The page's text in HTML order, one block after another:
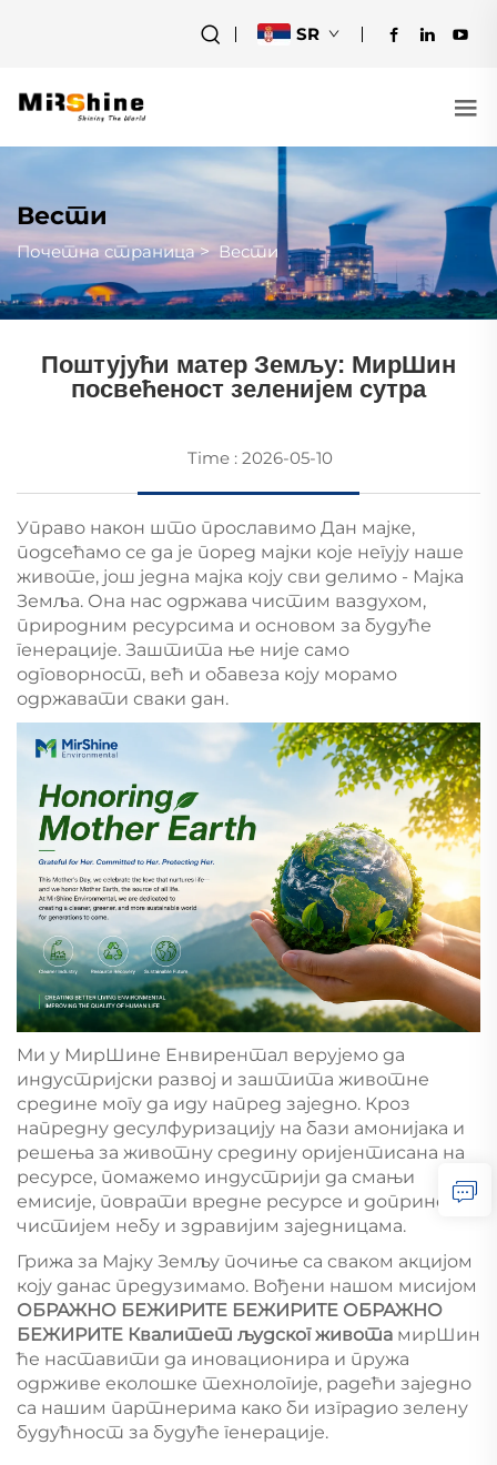
SR
Вести
Почетна страница> Вести
Поштујући матер Земљу: МирШин
посвећеност зеленијем сутра
Time : 2026-05-10
Управо након што прославимо Дан мајке,
подсећамо се да је поред мајки које негују наше
животе, још једна мајка коју сви делимо - Мајка
Земља. Она нас одржава чистим ваздухом,
природним ресурсима и основом за будуће
генерације. Заштита ње није само
одговорност, већ и обавеза коју морамо
одржавати сваки дан.
Ми у МирШине Енвирентал верујемо да
индустријски развој и заштита животне
средине могу да иду напред заједно. Кроз
напредну десулфуризацију на бази амонијака и
решења за животну средину оријентисана на
ресурсе, помажемо индустрији да смањи
емисије, поврати вредне ресурсе и допринесе
чистијем небу и здравијим заједницама.
Грижа за Мајку Земљу почиње са сваком акцијом
коју данас предузимамо. Вођени нашом мисијом
ОБРАЖНО БЕЖИРИТЕ БЕЖИРИТЕ ОБРАЖНО
БЕЖИРИТЕ Квалитет људског живота мирШин
ће наставити да иновационира и пружа
одрживе еколошке технологије, радећи заједно
са нашим партнерима како би изградио зелену
будућност за будуће генерације.